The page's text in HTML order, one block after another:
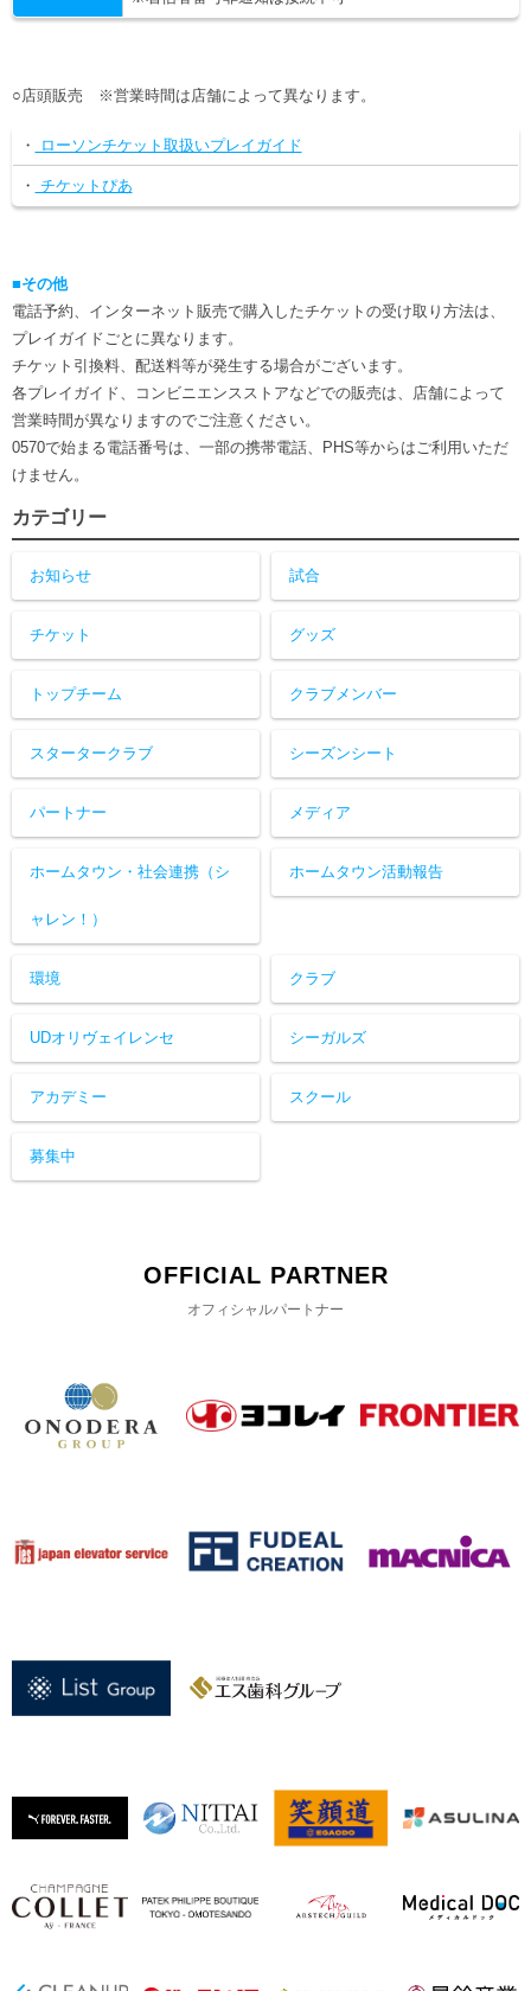
○店頭販売 ※営業時間は店舗によって異なります。
・ ローソンチケット取扱いプレイガイド
・ チケットぴあ
■その他
電話予約、インターネット販売で購入したチケットの受け取り方法は、
プレイガイドごとに異なります。
チケット引換料、配送料等が発生する場合がございます。
各プレイガイド、コンビニエンスストアなどでの販売は、店舗によって
営業時間が異なりますのでご注意ください。
0570で始まる電話番号は、一部の携帯電話、PHS等からはご利用いただ
けません。
カテゴリー
お知らせ 試合
チケット グッズ
トップチーム クラブメンバー
スタータークラブ シーズンシート
パートナー メディア
ホームタウン・社会連携（シ
ャレン！）
ホームタウン活動報告
環境 クラブ
UDオリヴェイレンセ シーガルズ
アカデミー スクール
募集中
OFFICIAL PARTNER
オフィシャルパートナー